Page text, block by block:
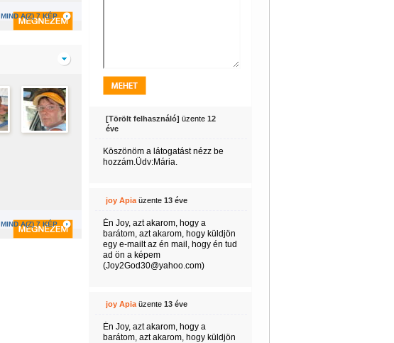
MIND A(Z) 7 KÉP
MIND A(Z) 7 KÉP
[Törölt felhasználó] üzente 12
éve
Köszönöm a látogatást nézz be
hozzám.Üdv:Mária.
joy Apia üzente 13 éve
Én Joy, azt akarom, hogy a
barátom, azt akarom, hogy küldjön
egy e-mailt az én mail, hogy én tud
ad ön a képem
(Joy2God30@yahoo.com)
joy Apia üzente 13 éve
Én Joy, azt akarom, hogy a
barátom, azt akarom, hogy küldjön